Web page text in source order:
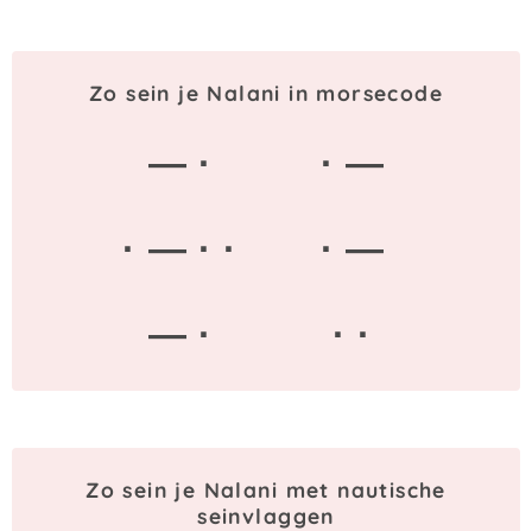
Zo sein je Nalani in morsecode
— ·
· —
· — · ·
· —
— ·
· ·
Zo sein je Nalani met nautische
seinvlaggen